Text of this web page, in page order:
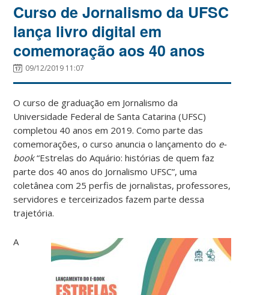
Curso de Jornalismo da UFSC
lança livro digital em
comemoração aos 40 anos
09/12/2019 11:07
O curso de graduação em Jornalismo da
Universidade Federal de Santa Catarina (UFSC)
completou 40 anos em 2019. Como parte das
comemorações, o curso anuncia o lançamento do e-
book“Estrelas do Aquário: histórias de quem faz
parte dos 40 anos do Jornalismo UFSC”, uma
coletânea com 25 perfis de jornalistas, professores,
servidores e terceirizados fazem parte dessa
trajetória.
A